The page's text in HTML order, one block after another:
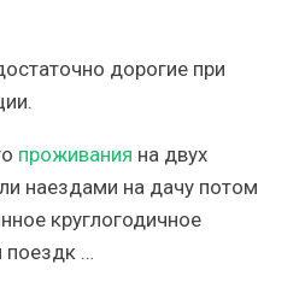
дорогие при
проживания на двух
наездами на дачу потом
круглогодичное
поездк …